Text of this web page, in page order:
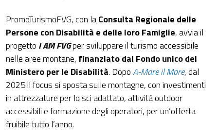
PromoTurismoFVG, con laConsulta Regionale delle
Persone con Disabilità e delle loro Famiglie, avvia il
progetto I AM FVGper sviluppare il turismo accessibile
nelle aree montane, finanziato dal Fondo unico del
Ministero per le Disabilità. DopoA-Mare il Mare, dal
2025 il focus si sposta sulle montagne, con investimenti
in attrezzature per lo sci adattato, attività outdoor
accessibili e formazione degli operatori, per un’offerta
fruibile tutto l’anno.